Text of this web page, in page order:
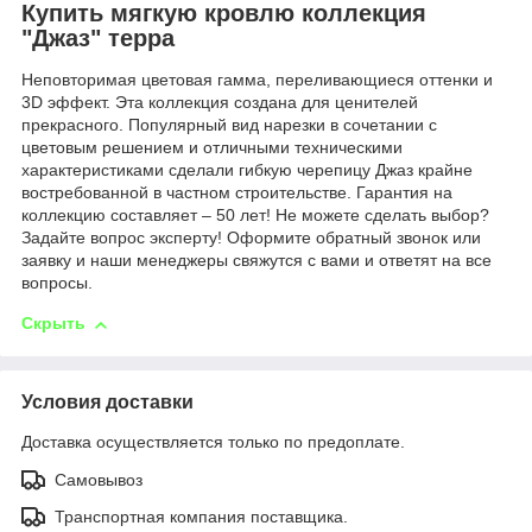
Купить мягкую кровлю коллекция
"Джаз" терра
Неповторимая цветовая гамма, переливающиеся оттенки и
3D эффект. Эта коллекция создана для ценителей
прекрасного. Популярный вид нарезки в сочетании с
цветовым решением и отличными техническими
характеристиками сделали гибкую черепицу Джаз крайне
востребованной в частном строительстве. Гарантия на
коллекцию составляет – 50 лет! Не можете сделать выбор?
Задайте вопрос эксперту! Оформите обратный звонок или
заявку и наши менеджеры свяжутся с вами и ответят на все
вопросы.
Скрыть
Условия доставки
Доставка осуществляется только по предоплате.
Самовывоз
Транспортная компания поставщика.